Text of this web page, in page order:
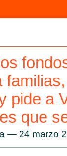
pide a
que
— 24 marzo